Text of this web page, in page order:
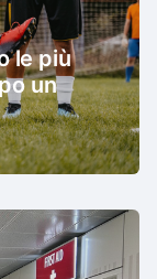
le più
un